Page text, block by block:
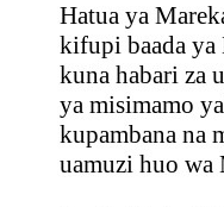
Hatua ya
kifupi baada
kuna habari za
ya misimamo
kupambana na
uamuzi huo wa